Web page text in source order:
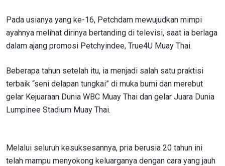
Pada usianya yang ke-16, Petchdam mewujudkan mimpi
ayahnya melihat dirinya bertanding di televisi, saat ia berlaga
dalam ajang promosi Petchyindee, True4U Muay Thai.
Beberapa tahun setelah itu, ia menjadi salah satu praktisi
terbaik “seni delapan tungkai” di muka bumi dan merebut
gelar Kejuaraan Dunia WBC Muay Thai dan gelar Juara Dunia
Lumpinee Stadium Muay Thai.
Melalui seluruh kesuksesannya, pria berusia 20 tahun ini
telah mampu menyokong keluarganya dengan cara yang jauh